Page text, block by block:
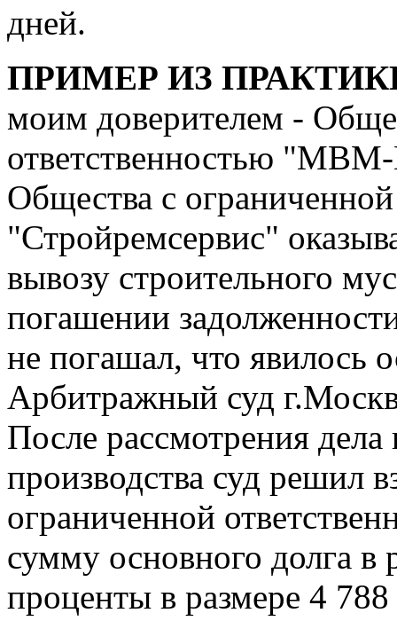
дней.
ПРИМЕР ИЗ
моим доверителем -
ответственностью "МВМ-
Общества с
"Стройремсервис"
вывозу строительного
погашении
не погашал, что явилось
Арбитражный суд
После рассмотрения
производства суд решил
ограниченной
сумму основного долга в
проценты в размере 4